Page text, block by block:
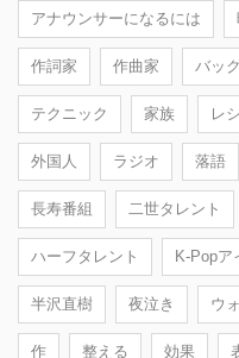
アナウンサーになるには
作詞家 作曲家 バッ
テクニック 家族 レ
外国人 ラジオ 落語
長寿番組 二世タレント
ハーフタレント K-Popア
半沢直樹 夜泣き ウ
作 整える 効果